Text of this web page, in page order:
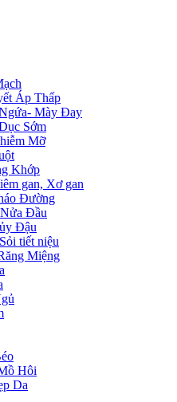
Áp Thấp
Mày Đay
Sớm
Mỡ
Khớp
gan, Xơ gan
Đường
Đầu
Đậu
tiết niệu
Miệng
Hôi
Da